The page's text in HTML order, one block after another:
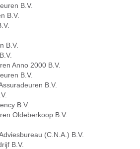
B.V.
B.V.
B.V.
Anno 2000 B.V.
B.V.
B.V.
B.V.
Oldeberkoop B.V.
(C.N.A.) B.V.
B.V.